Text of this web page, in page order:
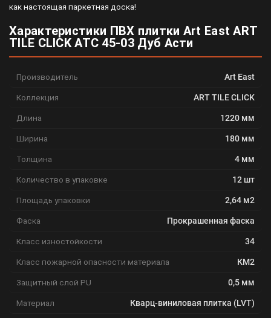
как настоящая паркетная доска!
Характеристики ПВХ плитки Art East ART
TILE CLICK ATC 45-03 Дуб Асти
Производитель Art East
Коллекция ART TILE CLICK
Длина 1220 мм
Ширина 180 мм
Толщина 4 мм
Количество в упаковке 12 шт
Площадь упаковки 2,64 м2
Фаска Прокрашенная фаска
Класс изностойкости 34
Класс пожарной опасности материала КМ2
Защитный слой PU 0,5 мм
Материал Кварц-виниловая плитка (LVT)